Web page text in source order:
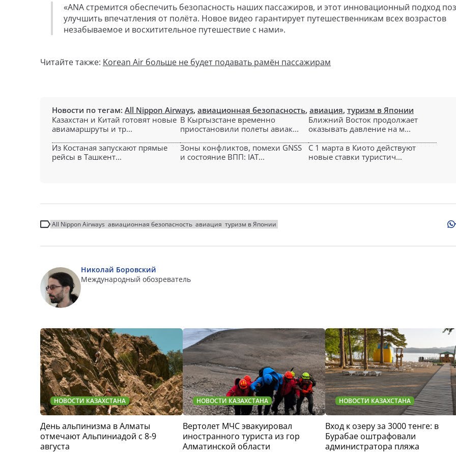
«ANA стремится обеспечить безопасность наших пассажиров, и этот инновационный подход
улучшить впечатления от полёта. Новое видео гарантирует путешественникам всех возрастов
незабываемое и восхитительное путешествие с нами».
Читайте также: Korean Air больше не будет подавать рамён пассажирам
Новости по тегам: All Nippon Airways, авиационная безопасность, авиация, туризм в Японии
Казахстан и Китай готовят новые
авиамаршруты и тр...
В Кыргызстане временно
приостановили полеты авиак...
Ближний Восток продолжает
оказывать давление на м...
Из Костаная запускают прямые
рейсы в Ташкент...
Зоны конфликтов, помехи GNSS
и состояние ВПП: IAT...
С 1 марта в Киото действуют
новые ставки туристич...
All Nippon Airways авиационная безопасность авиация туризм в Японии
Николай Боровский
Международный обозреватель
НОВОСТИ КАЗАХСТАНА
День альпинизма в Алматы
отмечают Альпиниадой с 8-9
августа
НОВОСТИ КАЗАХСТАНА
Вертолет МЧС эвакуировал
иностранного туриста из гор
Алматинской области
НОВОСТИ КАЗАХСТАНА
Вход к озеру за 3000 тенге: в
Бурабае оштрафовали
администратора пляжа